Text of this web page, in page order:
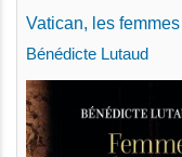
Vatican, les
Bénédicte Lutaud